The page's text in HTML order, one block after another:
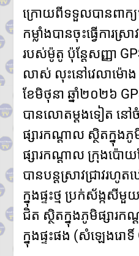
គ្រួសារ មិនមែនជាករ
មនុស្ស
ក្រោយពីទទួលបានពាក្
កម្លាំងបានចុះធ្វើការស្រ
របស់ម៉ូតូ ប៉ុន្តែសញ្ញា
លាស់ លុះនៅវេលាម៉ោង
ខែមិថុនា ឆ្នាំ២០២៦
បានលោតម្ដងទៀត នៅ
ផ្សារកណ្ដាល ស្ថិតក្នុង
ផ្សារកណ្ដាល ក្រុងប៉ោយ
បានបន្តស្រាវជ្រាវរ
ក្នុងផ្ទះថ្ម ប្រក់ស័ង្កសី
ជិត ស្ថិតក្នុងភូមិផ្សារ
ក្នុងផ្ទះផង (សំឡេងរោទិ៍